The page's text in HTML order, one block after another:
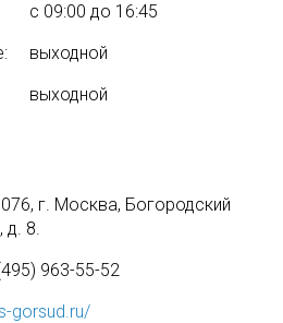
с 09:00 до 16:45
выходной
выходной
г. Москва, Богородский
д. 8.
963-55-52
gorsud.ru/